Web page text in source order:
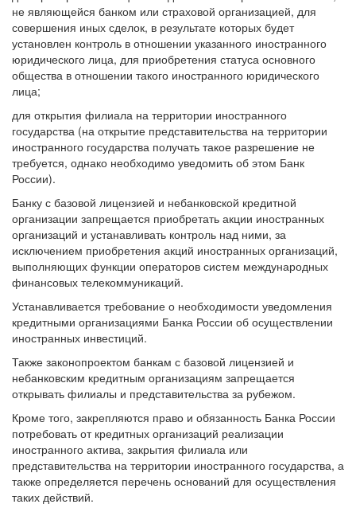
не являющейся банком или страховой организацией, для
совершения иных сделок, в результате которых будет
установлен контроль в отношении указанного иностранного
юридического лица, для приобретения статуса основного
общества в отношении такого иностранного юридического
лица;
для открытия филиала на территории иностранного
государства (на открытие представительства на территории
иностранного государства получать такое разрешение не
требуется, однако необходимо уведомить об этом Банк
России).
Банку с базовой лицензией и небанковской кредитной
организации запрещается приобретать акции иностранных
организаций и устанавливать контроль над ними, за
исключением приобретения акций иностранных организаций,
выполняющих функции операторов систем международных
финансовых телекоммуникаций.
Устанавливается требование о необходимости уведомления
кредитными организациями Банка России об осуществлении
иностранных инвестиций.
Также законопроектом банкам с базовой лицензией и
небанковским кредитным организациям запрещается
открывать филиалы и представительства за рубежом.
Кроме того, закрепляются право и обязанность Банка России
потребовать от кредитных организаций реализации
иностранного актива, закрытия филиала или
представительства на территории иностранного государства, а
также определяется перечень оснований для осуществления
таких действий.